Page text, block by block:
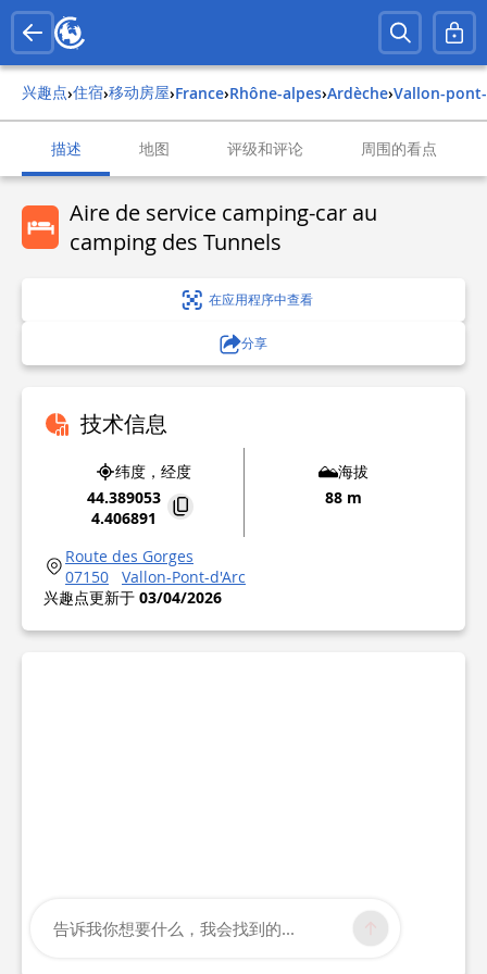
兴趣点› 住宿› 移动房屋› france› rhône-alpes› ardèche› vallon-
描述 地图 评级和评论 周围的看点
Aire de service camping-car au
camping des Tunnels
在应用程序中查看
分享
技术信息
纬度，经度
44.389053
4.406891
海拔
88 m
Route des Gorges
07150
Vallon-Pont-d'Arc
兴趣点更新于 03/04/2026
告诉我你想要什么，我会找到的...